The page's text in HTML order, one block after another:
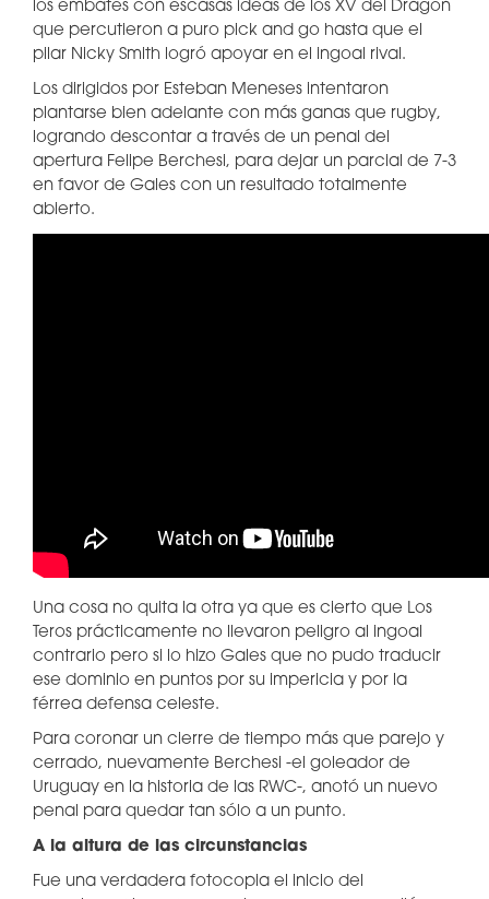
los embates con escasas ideas de los XV del Dragón
que percutieron a puro pick and go hasta que el
pilar Nicky Smith logró apoyar en el ingoal rival.
Los dirigidos por Esteban Meneses intentaron
plantarse bien adelante con más ganas que rugby,
logrando descontar a través de un penal del
apertura Felipe Berchesi, para dejar un parcial de 7-3
en favor de Gales con un resultado totalmente
abierto.
Una cosa no quita la otra ya que es cierto que Los
Teros prácticamente no llevaron peligro al ingoal
contrario pero si lo hizo Gales que no pudo traducir
ese dominio en puntos por su impericia y por la
férrea defensa celeste.
Para coronar un cierre de tiempo más que parejo y
cerrado, nuevamente Berchesi -el goleador de
Uruguay en la historia de las RWC-, anotó un nuevo
penal para quedar tan sólo a un punto.
A la altura de las circunstancias
Fue una verdadera fotocopia el inicio del